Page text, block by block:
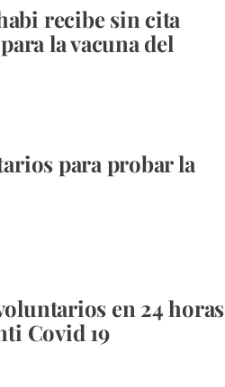
recibe sin cita
la vacuna del
para probar la
en 24 horas
Covid 19